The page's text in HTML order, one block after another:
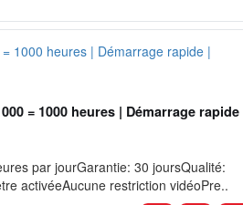
= 1000 heures | Démarrage rapide
par jourGarantie: 30 joursQualité:
activéeAucune restriction vidéoPre..